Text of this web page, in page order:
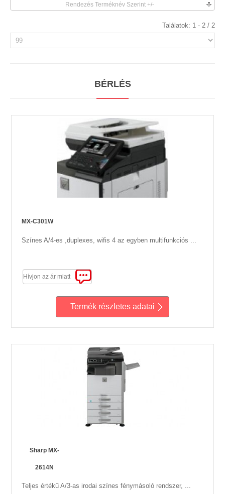
Rendezés Terméknév Szerint +/-
Találatok: 1 - 2 / 2
BÉRLÉS
MX-C301W
Színes A/4-es ,duplexes, wifis 4 az egyben multifunkciós ...
Hívjon az ár miatt
Termék részletes adatai
Sharp MX-
2614N
Teljes értékű A/3-as irodai színes fénymásoló rendszer, ...